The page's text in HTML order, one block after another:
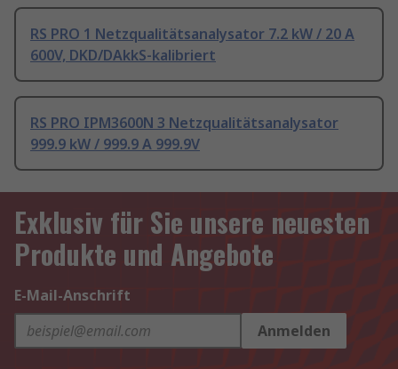
RS PRO 1 Netzqualitätsanalysator 7.2 kW / 20 A
600V, DKD/DAkkS-kalibriert
RS PRO IPM3600N 3 Netzqualitätsanalysator
999.9 kW / 999.9 A 999.9V
Exklusiv für Sie unsere neuesten
Produkte und Angebote
E-Mail-Anschrift
Anmelden